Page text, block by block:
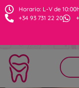
Horario: L-V de
+34 93 731 22 20